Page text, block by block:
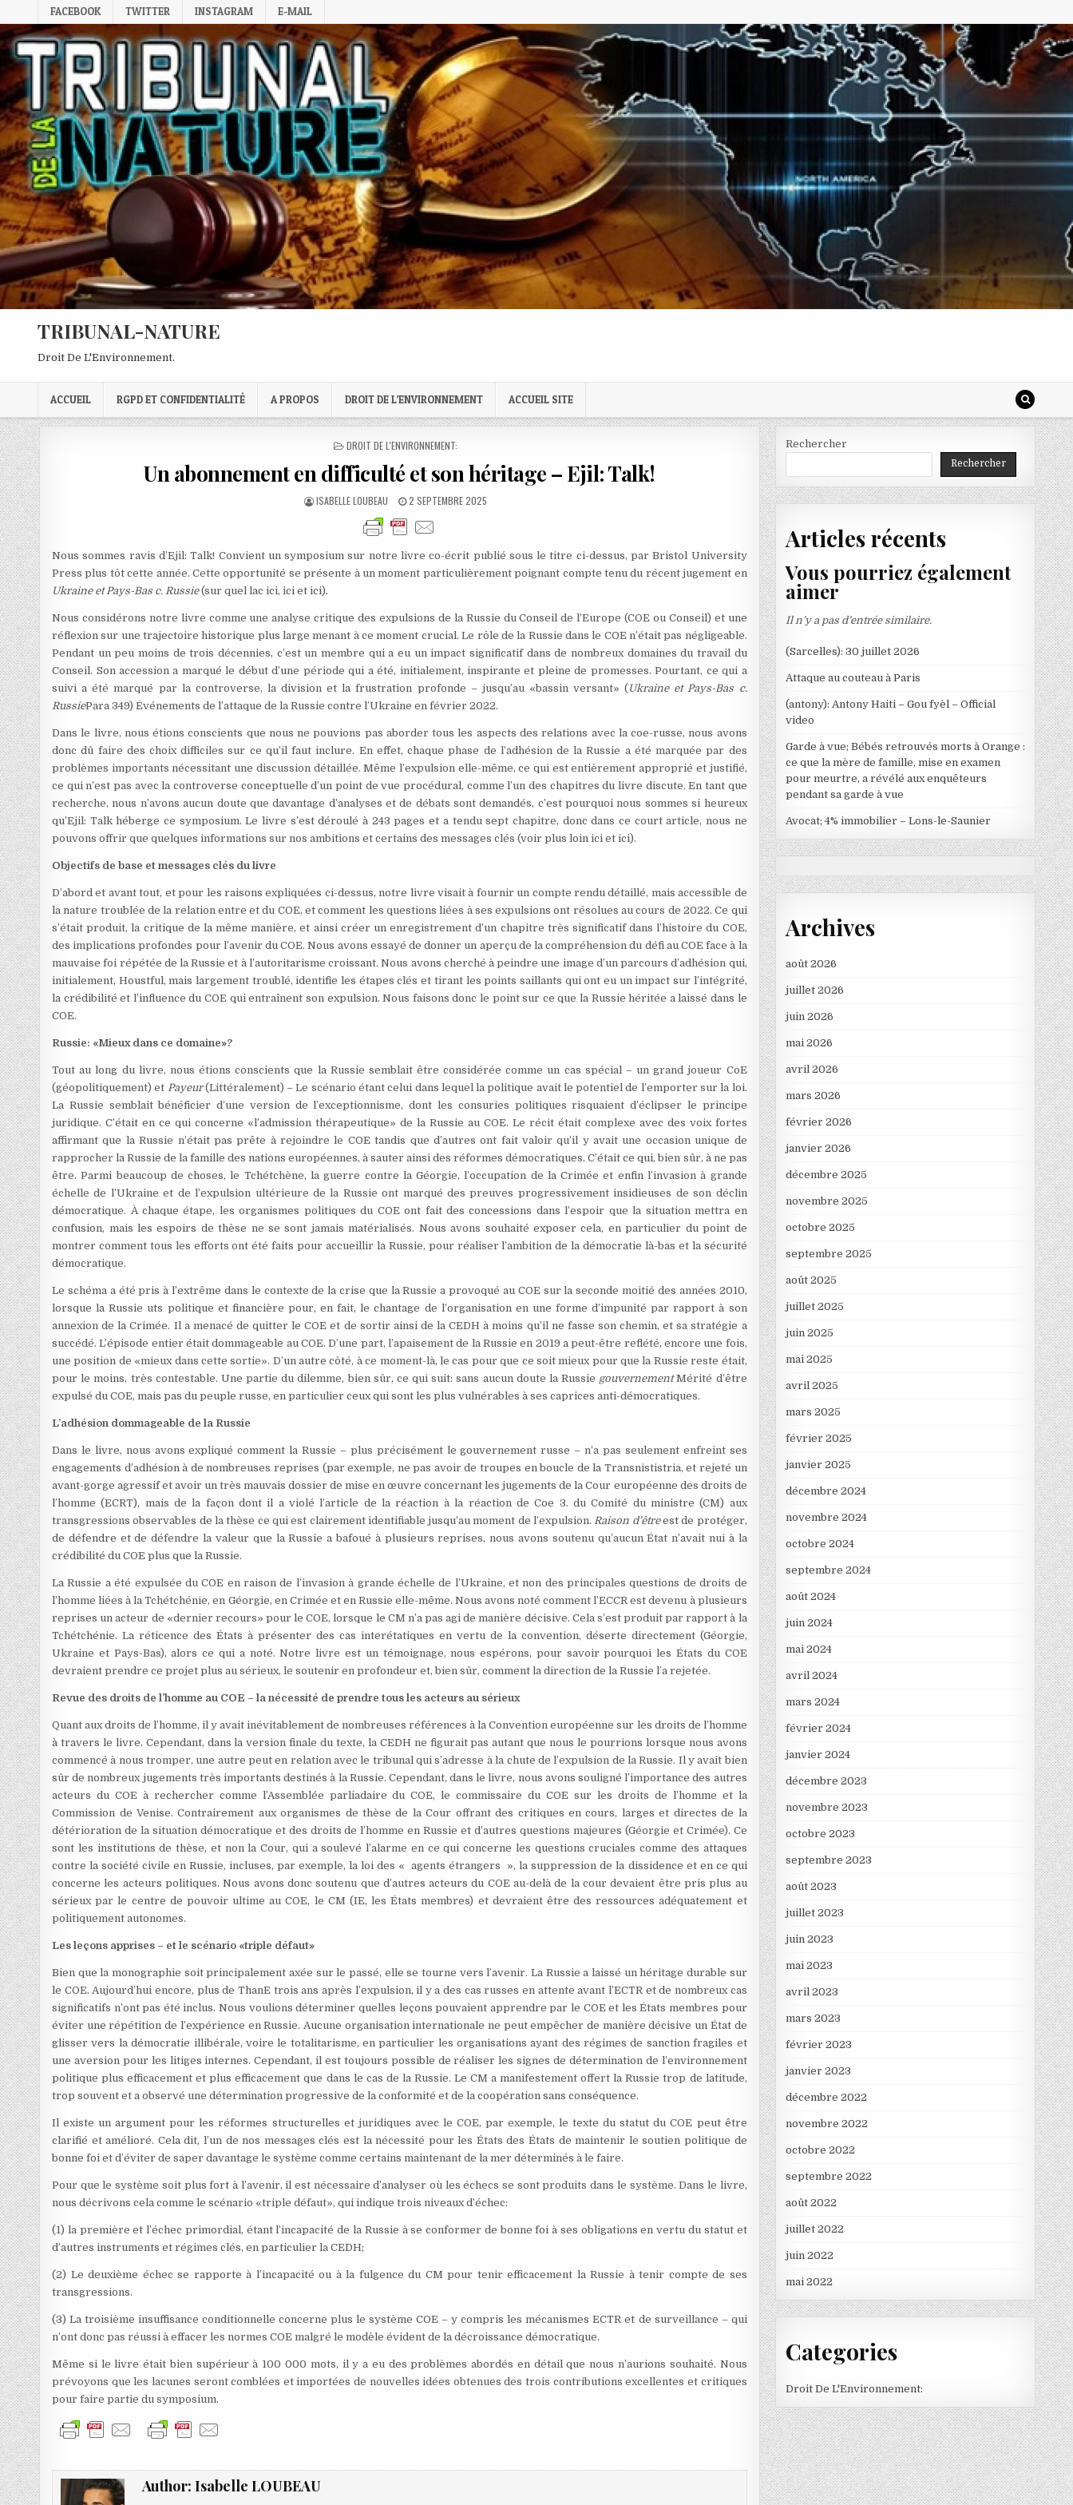
to
content
FACEBOOK TWITTER INSTAGRAM E-MAIL
TRIBUNAL-NATURE
Droit De L'Environnement.
ACCUEIL RGPD ET CONFIDENTIALITÉ A PROPOS DROIT DE L’ENVIRONNEMENT ACCUEIL SITE
POSTED
DROIT DE L'ENVIRONNEMENT:
Un abonnement en difficulté et son héritage – Ejil: Talk!
AUTHOR:
ISABELLE LOUBEAU
PUBLISHED
2 SEPTEMBRE 2025
Nous sommes ravis d’Ejil: Talk! Convient un symposium sur notre livre co-écrit publié sous le titre ci-dessus, par Bristol University
Press plus tôt cette année. Cette opportunité se présente à un moment particulièrement poignant compte tenu du récent jugement en
Ukraine et Pays-Bas c. Russie(sur quel lac ici, ici et ici).
Nous considérons notre livre comme une analyse critique des expulsions de la Russie du Conseil de l’Europe (COE ou Conseil) et une
réflexion sur une trajectoire historique plus large menant à ce moment crucial. Le rôle de la Russie dans le COE n’était pas négligeable.
Pendant un peu moins de trois décennies, c’est un membre qui a eu un impact significatif dans de nombreux domaines du travail du
Conseil. Son accession a marqué le début d’une période qui a été, initialement, inspirante et pleine de promesses. Pourtant, ce qui a
suivi a été marqué par la controverse, la division et la frustration profonde – jusqu’au «bassin versant» ( Ukraine et Pays-Bas c.
RussiePara 349) Événements de l’attaque de la Russie contre l’Ukraine en février 2022.
Dans le livre, nous étions conscients que nous ne pouvions pas aborder tous les aspects des relations avec la coe-russe, nous avons
donc dû faire des choix difficiles sur ce qu’il faut inclure. En effet, chaque phase de l’adhésion de la Russie a été marquée par des
problèmes importants nécessitant une discussion détaillée. Même l’expulsion elle-même, ce qui est entièrement approprié et justifié,
ce qui n’est pas avec la controverse conceptuelle d’un point de vue procédural, comme l’un des chapitres du livre discute. En tant que
recherche, nous n’avons aucun doute que davantage d’analyses et de débats sont demandés, c’est pourquoi nous sommes si heureux
qu’Ejil: Talk héberge ce symposium. Le livre s’est déroulé à 243 pages et a tendu sept chapitre, donc dans ce court article, nous ne
pouvons offrir que quelques informations sur nos ambitions et certains des messages clés (voir plus loin ici et ici).
Objectifs de base et messages clés du livre
D’abord et avant tout, et pour les raisons expliquées ci-dessus, notre livre visait à fournir un compte rendu détaillé, mais accessible de
la nature troublée de la relation entre et du COE, et comment les questions liées à ses expulsions ont résolues au cours de 2022. Ce qui
s’était produit, la critique de la même manière, et ainsi créer un enregistrement d’un chapitre très significatif dans l’histoire du COE,
des implications profondes pour l’avenir du COE. Nous avons essayé de donner un aperçu de la compréhension du défi au COE face à la
mauvaise foi répétée de la Russie et à l’autoritarisme croissant. Nous avons cherché à peindre une image d’un parcours d’adhésion qui,
initialement, Houstful, mais largement troublé, identifie les étapes clés et tirant les points saillants qui ont eu un impact sur l’intégrité,
la crédibilité et l’influence du COE qui entraînent son expulsion. Nous faisons donc le point sur ce que la Russie héritée a laissé dans le
COE.
Russie: «Mieux dans ce domaine»?
Tout au long du livre, nous étions conscients que la Russie semblait être considérée comme un cas spécial – un grand joueur CoE
(géopolitiquement) et Payeur(Littéralement) – Le scénario étant celui dans lequel la politique avait le potentiel de l’emporter sur la loi.
La Russie semblait bénéficier d’une version de l’exceptionnisme, dont les consuries politiques risquaient d’éclipser le principe
juridique. C’était en ce qui concerne «l’admission thérapeutique» de la Russie au COE. Le récit était complexe avec des voix fortes
affirmant que la Russie n’était pas prête à rejoindre le COE tandis que d’autres ont fait valoir qu’il y avait une occasion unique de
rapprocher la Russie de la famille des nations européennes, à sauter ainsi des réformes démocratiques. C’était ce qui, bien sûr, à ne pas
être. Parmi beaucoup de choses, le Tchétchène, la guerre contre la Géorgie, l’occupation de la Crimée et enfin l’invasion à grande
échelle de l’Ukraine et de l’expulsion ultérieure de la Russie ont marqué des preuves progressivement insidieuses de son déclin
démocratique. À chaque étape, les organismes politiques du COE ont fait des concessions dans l’espoir que la situation mettra en
confusion, mais les espoirs de thèse ne se sont jamais matérialisés. Nous avons souhaité exposer cela, en particulier du point de
montrer comment tous les efforts ont été faits pour accueillir la Russie, pour réaliser l’ambition de la démocratie là-bas et la sécurité
démocratique.
Le schéma a été pris à l’extrême dans le contexte de la crise que la Russie a provoqué au COE sur la seconde moitié des années 2010,
lorsque la Russie uts politique et financière pour, en fait, le chantage de l’organisation en une forme d’impunité par rapport à son
annexion de la Crimée. Il a menacé de quitter le COE et de sortir ainsi de la CEDH à moins qu’il ne fasse son chemin, et sa stratégie a
succédé. L’épisode entier était dommageable au COE. D’une part, l’apaisement de la Russie en 2019 a peut-être reflété, encore une fois,
une position de «mieux dans cette sortie». D’un autre côté, à ce moment-là, le cas pour que ce soit mieux pour que la Russie reste était,
pour le moins, très contestable. Une partie du dilemme, bien sûr, ce qui suit: sans aucun doute la Russie gouvernementMérité d’être
expulsé du COE, mais pas du peuple russe, en particulier ceux qui sont les plus vulnérables à ses caprices anti-démocratiques.
L’adhésion dommageable de la Russie
Dans le livre, nous avons expliqué comment la Russie – plus précisément le gouvernement russe – n’a pas seulement enfreint ses
engagements d’adhésion à de nombreuses reprises (par exemple, ne pas avoir de troupes en boucle de la Transnististria, et rejeté un
avant-gorge agressif et avoir un très mauvais dossier de mise en œuvre concernant les jugements de la Cour européenne des droits de
l’homme (ECRT), mais de la façon dont il a violé l’article de la réaction à la réaction de Coe 3. du Comité du ministre (CM) aux
transgressions observables de la thèse ce qui est clairement identifiable jusqu’au moment de l’expulsion.Raison d’êtreest de protéger,
de défendre et de défendre la valeur que la Russie a bafoué à plusieurs reprises, nous avons soutenu qu’aucun État n’avait nui à la
crédibilité du COE plus que la Russie.
La Russie a été expulsée du COE en raison de l’invasion à grande échelle de l’Ukraine, et non des principales questions de droits de
l’homme liées à la Tchétchénie, en Géorgie, en Crimée et en Russie elle-même. Nous avons noté comment l’ECCR est devenu à plusieurs
reprises un acteur de «dernier recours» pour le COE, lorsque le CM n’a pas agi de manière décisive. Cela s’est produit par rapport à la
Tchétchénie. La réticence des États à présenter des cas interétatiques en vertu de la convention, déserte directement (Géorgie,
Ukraine et Pays-Bas), alors ce qui a noté. Notre livre est un témoignage, nous espérons, pour savoir pourquoi les États du COE
devraient prendre ce projet plus au sérieux, le soutenir en profondeur et, bien sûr, comment la direction de la Russie l’a rejetée.
Revue des droits de l’homme au COE – la nécessité de prendre tous les acteurs au sérieux
Quant aux droits de l’homme, il y avait inévitablement de nombreuses références à la Convention européenne sur les droits de l’homme
à travers le livre. Cependant, dans la version finale du texte, la CEDH ne figurait pas autant que nous le pourrions lorsque nous avons
commencé à nous tromper, une autre peut en relation avec le tribunal qui s’adresse à la chute de l’expulsion de la Russie. Il y avait bien
sûr de nombreux jugements très importants destinés à la Russie. Cependant, dans le livre, nous avons souligné l’importance des autres
acteurs du COE à rechercher comme l’Assemblée parliadaire du COE, le commissaire du COE sur les droits de l’homme et la
Commission de Venise. Contrairement aux organismes de thèse de la Cour offrant des critiques en cours, larges et directes de la
détérioration de la situation démocratique et des droits de l’homme en Russie et d’autres questions majeures (Géorgie et Crimée). Ce
sont les institutions de thèse, et non la Cour, qui a soulevé l’alarme en ce qui concerne les questions cruciales comme des attaques
contre la société civile en Russie, incluses, par exemple, la loi des « agents étrangers », la suppression de la dissidence et en ce qui
concerne les acteurs politiques. Nous avons donc soutenu que d’autres acteurs du COE au-delà de la cour devaient être pris plus au
sérieux par le centre de pouvoir ultime au COE, le CM (IE, les États membres) et devraient être des ressources adéquatement et
politiquement autonomes.
Les leçons apprises – et le scénario «triple défaut»
Bien que la monographie soit principalement axée sur le passé, elle se tourne vers l’avenir. La Russie a laissé un héritage durable sur
le COE. Aujourd’hui encore, plus de ThanE trois ans après l’expulsion, il y a des cas russes en attente avant l’ECTR et de nombreux cas
significatifs n’ont pas été inclus. Nous voulions déterminer quelles leçons pouvaient apprendre par le COE et les États membres pour
éviter une répétition de l’expérience en Russie. Aucune organisation internationale ne peut empêcher de manière décisive un État de
glisser vers la démocratie illibérale, voire le totalitarisme, en particulier les organisations ayant des régimes de sanction fragiles et
une aversion pour les litiges internes. Cependant, il est toujours possible de réaliser les signes de détermination de l’environnement
politique plus efficacement et plus efficacement que dans le cas de la Russie. Le CM a manifestement offert la Russie trop de latitude,
trop souvent et a observé une détermination progressive de la conformité et de la coopération sans conséquence.
Il existe un argument pour les réformes structurelles et juridiques avec le COE, par exemple, le texte du statut du COE peut être
clarifié et amélioré. Cela dit, l’un de nos messages clés est la nécessité pour les États des États de maintenir le soutien politique de
bonne foi et d’éviter de saper davantage le système comme certains maintenant de la mer déterminés à le faire.
Pour que le système soit plus fort à l’avenir, il est nécessaire d’analyser où les échecs se sont produits dans le système. Dans le livre,
nous décrivons cela comme le scénario «triple défaut», qui indique trois niveaux d’échec:
(1) la première et l’échec primordial, étant l’incapacité de la Russie à se conformer de bonne foi à ses obligations en vertu du statut et
d’autres instruments et régimes clés, en particulier la CEDH;
(2) Le deuxième échec se rapporte à l’incapacité ou à la fulgence du CM pour tenir efficacement la Russie à tenir compte de ses
transgressions.
(3) La troisième insuffisance conditionnelle concerne plus le système COE – y compris les mécanismes ECTR et de surveillance – qui
n’ont donc pas réussi à effacer les normes COE malgré le modèle évident de la décroissance démocratique.
Même si le livre était bien supérieur à 100 000 mots, il y a eu des problèmes abordés en détail que nous n’aurions souhaité. Nous
prévoyons que les lacunes seront comblées et importées de nouvelles idées obtenues des trois contributions excellentes et critiques
pour faire partie du symposium.
Author: Isabelle LOUBEAU
Rechercher
Rechercher
Articles récents
Vous pourriez également
aimer
Il n’y a pas d’entrée similaire.
(Sarcelles): 30 juillet 2026
Attaque au couteau à Paris
(antony): Antony Haiti – Gou fyèl – Official
video
Garde à vue; Bébés retrouvés morts à Orange :
ce que la mère de famille, mise en examen
pour meurtre, a révélé aux enquêteurs
pendant sa garde à vue
Avocat; 4% immobilier – Lons-le-Saunier
Archives
août 2026
juillet 2026
juin 2026
mai 2026
avril 2026
mars 2026
février 2026
janvier 2026
décembre 2025
novembre 2025
octobre 2025
septembre 2025
août 2025
juillet 2025
juin 2025
mai 2025
avril 2025
mars 2025
février 2025
janvier 2025
décembre 2024
novembre 2024
octobre 2024
septembre 2024
août 2024
juin 2024
mai 2024
avril 2024
mars 2024
février 2024
janvier 2024
décembre 2023
novembre 2023
octobre 2023
septembre 2023
août 2023
juillet 2023
juin 2023
mai 2023
avril 2023
mars 2023
février 2023
janvier 2023
décembre 2022
novembre 2022
octobre 2022
septembre 2022
août 2022
juillet 2022
juin 2022
mai 2022
Categories
Droit De L'Environnement: